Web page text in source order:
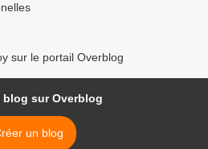
sur le portail Overblog
blog sur Overblog
un blog